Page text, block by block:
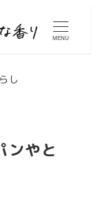
MENU
し
ンやと